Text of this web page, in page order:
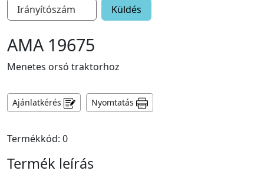
Küldés
AMA 19675
Menetes orsó traktorhoz
Ajánlatkérés Nyomtatás
Termékkód: 0
Termék leírás